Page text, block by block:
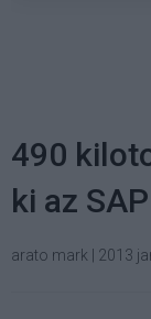
490
ki az
arato mark 2013